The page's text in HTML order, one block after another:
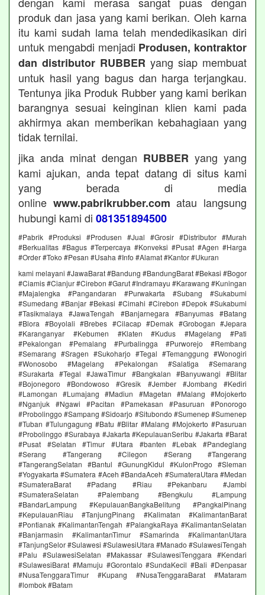
produk dan jasa yang kami berikan. Oleh karna
itu kami sudah lama telah mendedikasikan diri
untuk mengabdi menjadi Produsen, kontraktor
dan distributor RUBBER yang siap membuat
untuk hasil yang bagus dan harga terjangkau.
Tentunya jika Produk Rubber yang kami berikan
barangnya sesuai keinginan klien kami pada
akhirmya akan memberikan kebahagiaan yang
tidak ternilai.
jika anda minat dengan RUBBER yang yang
kami ajukan, anda tepat datang di situs kami
yang berada di media
online www.pabrikrubber.com atau langsung
hubungi kami di 081351894500
#Pabrik #Produksi #Produsen #Jual #Grosir #Distributor #Murah
#Berkualitas #Bagus #Terpercaya #Konveksi #Pusat #Agen #Harga
#Order #Toko #Pesan #Usaha #Info #Alamat #Kantor #Ukuran
kami melayani #JawaBarat #Bandung #BandungBarat #Bekasi #Bogor
#Ciamis #Cianjur #Cirebon #Garut #Indramayu #Karawang #Kuningan
#Majalengka #Pangandaran #Purwakarta #Subang #Sukabumi
#Sumedang #Banjar #Bekasi #Cimahi #Cirebon #Depok #Sukabumi
#Tasikmalaya #JawaTengah #Banjarnegara #Banyumas #Batang
#Blora #Boyolali #Brebes #Cilacap #Demak #Grobogan #Jepara
#Karanganyar #Kebumen #Klaten #Kudus #Magelang #Pati
#Pekalongan #Pemalang #Purbalingga #Purworejo #Rembang
#Semarang #Sragen #Sukoharjo #Tegal #Temanggung #Wonogiri
#Wonosobo #Magelang #Pekalongan #Salatiga #Semarang
#Surakarta #Tegal #JawaTimur #Bangkalan #Banyuwangi #Blitar
#Bojonegoro #Bondowoso #Gresik #Jember #Jombang #Kediri
#Lamongan #Lumajang #Madiun #Magetan #Malang #Mojokerto
#Nganjuk #Ngawi #Pacitan #Pamekasan #Pasuruan #Ponorogo
#Probolinggo #Sampang #Sidoarjo #Situbondo #Sumenep #Sumenep
#Tuban #Tulungagung #Batu #Blitar #Malang #Mojokerto #Pasuruan
#Probolinggo #Surabaya #Jakarta #KepulauanSeribu #Jakarta #Barat
#Pusat #Selatan #Timur #Utara #banten #Lebak #Pandeglang
#Serang #Tangerang #Cilegon #Serang #Tangerang
#TangerangSelatan #Bantul #GunungKidul #KulonProgo #Sleman
#Yogyakarta #Sumatera #Aceh #BandaAceh #SumateraUtara #Medan
#SumateraBarat #Padang #Riau #Pekanbaru #Jambi
#SumateraSelatan #Palembang #Bengkulu #Lampung
#BandarLampung #KepulauanBangkaBelitung #PangkalPinang
#KepulauanRiau #TanjungPinang #Kalimatan #KalimantanBarat
#Pontianak #KalimantanTengah #PalangkaRaya #KalimantanSelatan
#Banjarmasin #KalimantanTimur #Samarinda #KalimantanUtara
#TanjungSelor #Sulawesi #SulawesiUtara #Manado #SulawesiTengah
#Palu #SulawesiSelatan #Makassar #SulawesiTenggara #Kendari
#SulawesiBarat #Mamuju #Gorontalo #SundaKecil #Bali #Denpasar
#NusaTenggaraTimur #Kupang #NusaTenggaraBarat #Mataram
#lombok #Batam